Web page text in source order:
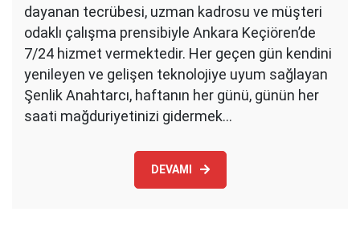
dayanan tecrübesi, uzman kadrosu ve müşteri
odaklı çalışma prensibiyle Ankara Keçiören’de
7/24 hizmet vermektedir. Her geçen gün kendini
yenileyen ve gelişen teknolojiye uyum sağlayan
Şenlik Anahtarcı, haftanın her günü, günün her
saati mağduriyetinizi gidermek…
DEVAMI